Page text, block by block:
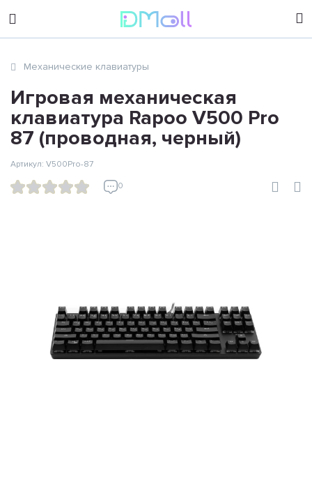
sales@dimoll.ru
Механические клавиатуры
Игровая механическая
клавиатура Rapoo V500 Pro
87 (проводная, черный)
0
Артикул: V500Pro-87